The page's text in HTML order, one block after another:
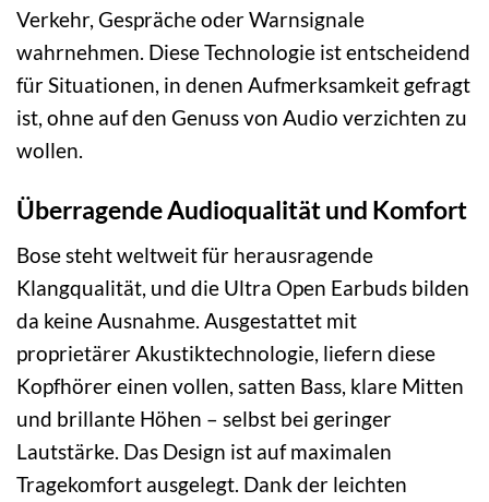
Verkehr, Gespräche oder Warnsignale
wahrnehmen. Diese Technologie ist entscheidend
für Situationen, in denen Aufmerksamkeit gefragt
ist, ohne auf den Genuss von Audio verzichten zu
wollen.
Überragende Audioqualität und Komfort
Bose steht weltweit für herausragende
Klangqualität, und die Ultra Open Earbuds bilden
da keine Ausnahme. Ausgestattet mit
proprietärer Akustiktechnologie, liefern diese
Kopfhörer einen vollen, satten Bass, klare Mitten
und brillante Höhen – selbst bei geringer
Lautstärke. Das Design ist auf maximalen
Tragekomfort ausgelegt. Dank der leichten